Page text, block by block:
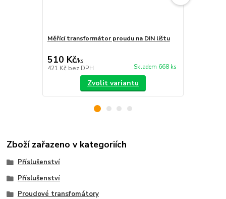
Měřící transformátor proudu na DIN lištu
510 Kč/ks
421 Kč bez DPH Skladem 668 ks
Zvolit variantu
Zboží zařazeno v kategoriích
Příslušenství
Příslušenství
Proudové transfomátory